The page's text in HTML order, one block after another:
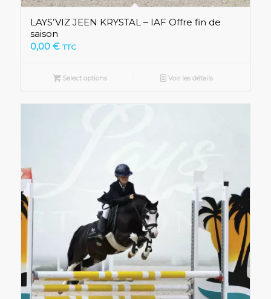
LAYS’VIZ JEEN KRYSTAL – IAF Offre fin de
saison
0,00 € TTC
Select options Voir les détails